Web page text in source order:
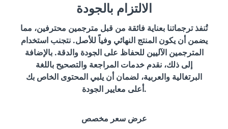
الالتزام بالجودة
تُنفذ ترجماتنا بعناية فائقة من قبل مترجمين محترفين، مما
يضمن أن يكون المنتج النهائي وفياً للأصل. نتجنب استخدام
المترجمين الآليين للحفاظ على الجودة والدقة. بالإضافة
إلى ذلك، نقدم خدمات المراجعة والتصحيح باللغة
البرتغالية والعربية، لضمان أن يلبي المحتوى الخاص بك
أعلى معايير الجودة.
عرض سعر مخصص